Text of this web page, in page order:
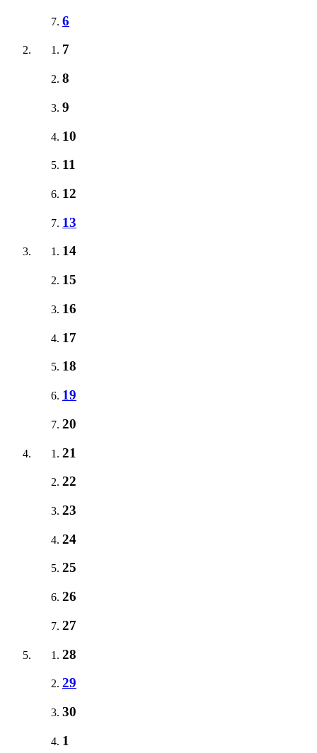
6
7
8
9
10
11
12
13
14
15
16
17
18
19
20
21
22
23
24
25
26
27
28
29
30
1